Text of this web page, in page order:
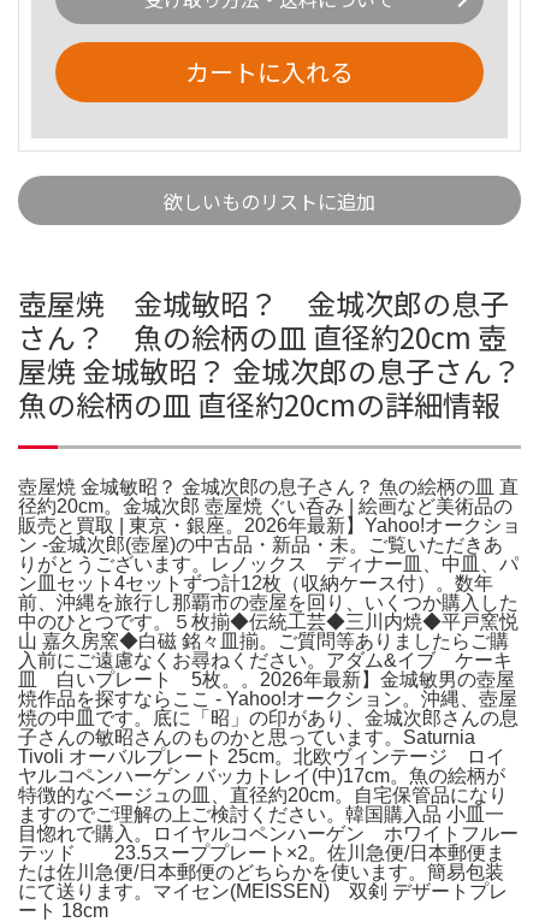
カートに入れる
欲しいものリストに追加
壺屋焼 金城敏昭？ 金城次郎の息子
さん？ 魚の絵柄の皿 直径約20cm 壺
屋焼 金城敏昭？ 金城次郎の息子さん？
魚の絵柄の皿 直径約20cmの詳細情報
壺屋焼 金城敏昭？ 金城次郎の息子さん？ 魚の絵柄の皿 直
径約20cm。金城次郎 壺屋焼 ぐい呑み | 絵画など美術品の
販売と買取 | 東京・銀座。2026年最新】Yahoo!オークショ
ン -金城次郎(壺屋)の中古品・新品・未。ご覧いただきあ
りがとうございます。レノックス ディナー皿、中皿、パ
ン皿セット4セットずつ計12枚（収納ケース付）。数年
前、沖縄を旅行し那覇市の壺屋を回り、いくつか購入した
中のひとつです。５枚揃◆伝統工芸◆三川内焼◆平戸窯悦
山 嘉久房窯◆白磁 銘々皿揃。ご質問等ありましたらご購
入前にご遠慮なくお尋ねください。アダム&イブ ケーキ
皿 白いプレート 5枚。。2026年最新】金城敏男の壺屋
焼作品を探すならここ - Yahoo!オークション。沖縄、壺屋
焼の中皿です。底に「昭」の印があり、金城次郎さんの息
子さんの敏昭さんのものかと思っています。Saturnia
Tivoli オーバルプレート 25cm。北欧ヴィンテージ ロイ
ヤルコペンハーゲン バッカトレイ(中)17cm。魚の絵柄が
特徴的なベージュの皿、直径約20cm。自宅保管品になり
ますのでご理解の上ご検討ください。韓国購入品 小皿一
目惚れで購入。ロイヤルコペンハーゲン ホワイトフルー
テッド 23.5スーププレート×2。佐川急便/日本郵便ま
たは佐川急便/日本郵便のどちらかを使います。簡易包装
にて送ります。マイセン(MEISSEN) 双剣 デザートプレ
ート 18cm